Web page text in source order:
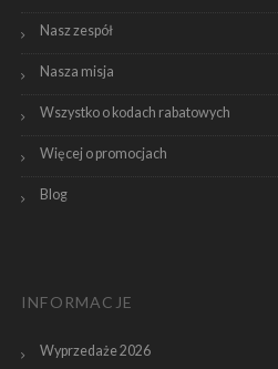
Nasz zespół
Nasza misja
Wszystko o kodach rabatowych
Więcej o promocjach
Blog
INFORMACJE
Wyprzedaże 2026